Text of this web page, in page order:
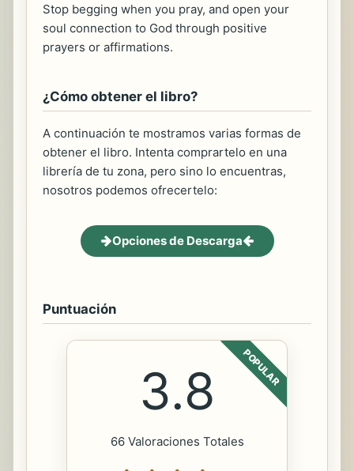
Stop begging when you pray, and open your
soul connection to God through positive
prayers or affirmations.
¿Cómo obtener el libro?
A continuación te mostramos varias formas de
obtener el libro. Intenta comprartelo en una
librería de tu zona, pero sino lo encuentras,
nosotros podemos ofrecertelo:
Opciones de Descarga
Puntuación
POPULAR
3.8
66 Valoraciones Totales